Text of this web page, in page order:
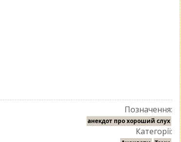
Позначення:
анекдот про хороший слух
Категорії: